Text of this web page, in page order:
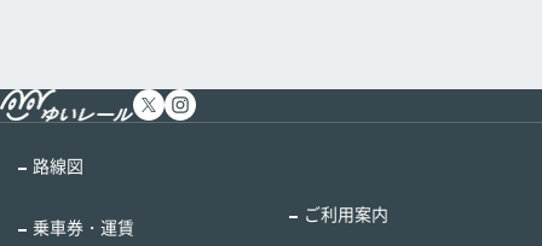
路線図
乗車券・運賃
ご利用案内